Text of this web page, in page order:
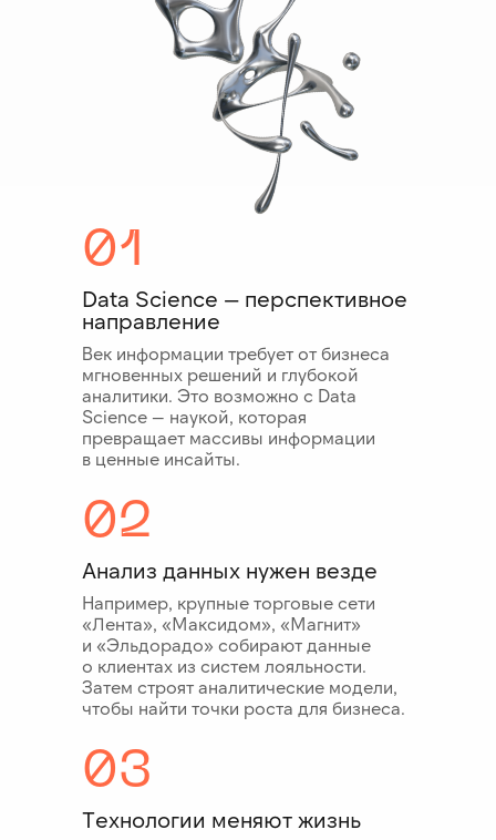
Data Science — перспективное
направление
Век информации требует от бизнеса
мгновенных решений и глубокой
аналитики. Это возможно с Data
Science — наукой, которая
превращает массивы информации
в ценные инсайты.
Например, крупные торговые сети
«Лента», «Максидом», «Магнит»
и «Эльдорадо» собирают данные
о клиентах из систем лояльности.
Затем строят аналитические модели,
чтобы найти точки роста для бизнеса.
Технологии меняют жизнь
Анализ данных нужен везде
01
02
03